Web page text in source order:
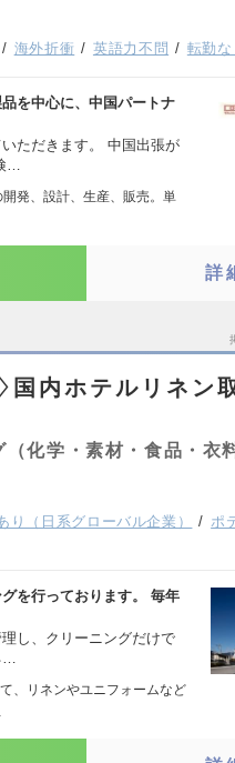
海外折衝 英語力不問 転勤な
を中心に、中国パートナ
ただきます。 中国出張が
…
発、設計、生産、販売。単
詳
内ホテルリネン
化学・素材・食品・衣
り（日系グローバル企業）
ポ
を行っております。 毎年
し、クリーニングだけで
、リネンやユニフォームなど